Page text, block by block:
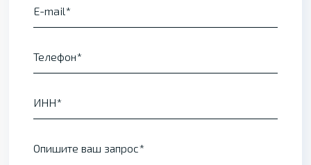
E-mail
Телефон
ИНН
Опишите ваш запрос